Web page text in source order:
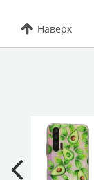
Наверх